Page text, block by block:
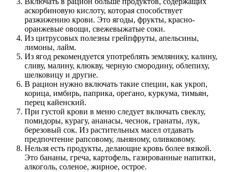
аскорбиновую кислоту, которая способствует
разжижению крови. Это ягоды, фрукты, красно-
оранжевые овощи, свежевыжатые соки.
Из цитрусовых полезны грейпфруты, апельсины,
лимоны, лайм.
Из ягод рекомендуется употреблять землянику, калину,
сливу, малину, клюкву, черную смородину, облепиху,
шелковицу и другие.
В рацион нужно включать такие специи, как укроп,
корица, имбирь, паприка, орегано, куркума, тимьян,
перец кайенский.
При густой крови в меню следует включать свеклу,
помидоры, курагу, ананасы, чеснок, гранаты, лук,
березовый сок. Из растительных масел отдавать
предпочтение рапсовому, льняному, оливковому.
Нельзя есть продукты, делающие кровь более вязкой.
Это бананы, греча, картофель, газированные напитки,
алкоголь, соленое, жирное, острое.